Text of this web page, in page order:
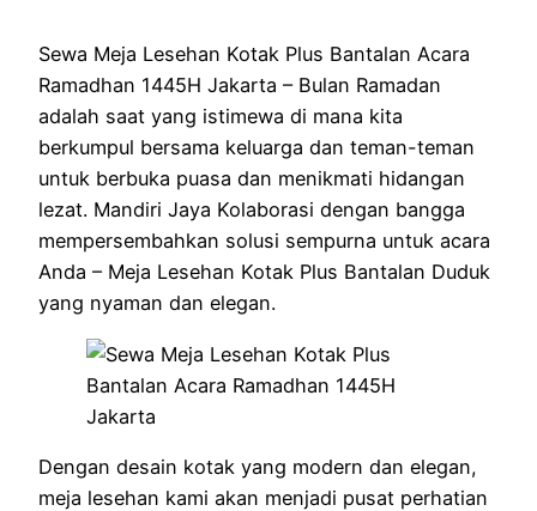
Sewa Meja Lesehan Kotak Plus Bantalan Acara
Ramadhan 1445H Jakarta – Bulan Ramadan
adalah saat yang istimewa di mana kita
berkumpul bersama keluarga dan teman-teman
untuk berbuka puasa dan menikmati hidangan
lezat. Mandiri Jaya Kolaborasi dengan bangga
mempersembahkan solusi sempurna untuk acara
Anda – Meja Lesehan Kotak Plus Bantalan Duduk
yang nyaman dan elegan.
Dengan desain kotak yang modern dan elegan,
meja lesehan kami akan menjadi pusat perhatian